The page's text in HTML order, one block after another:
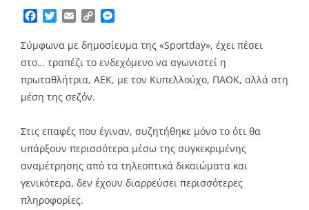
Facebook
TwitterEmailCopy
Σύμφωνα με δημοσίευμα της «Sportday», έχει πέσει
στο… τραπέζι το ενδεχόμενο να αγωνιστεί η
πρωταθλήτρια, ΑΕΚ, με τον Κυπελλούχο, ΠΑΟΚ, αλλά στη
μέση της σεζόν.
Στις επαφές που έγιναν, συζητήθηκε μόνο το ότι θα
υπάρξουν περισσότερα μέσω της συγκεκριμένης
αναμέτρησης από τα τηλεοπτικά δικαιώματα και
γενικότερα, δεν έχουν διαρρεύσει περισσότερες
πληροφορίες.